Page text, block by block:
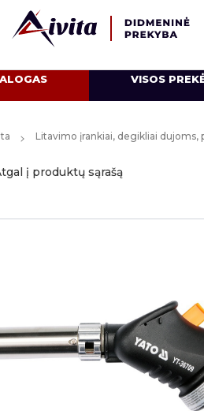
VISOS
Litavimo įrankiai, degikliai dujoms,
į produktų sąrašą